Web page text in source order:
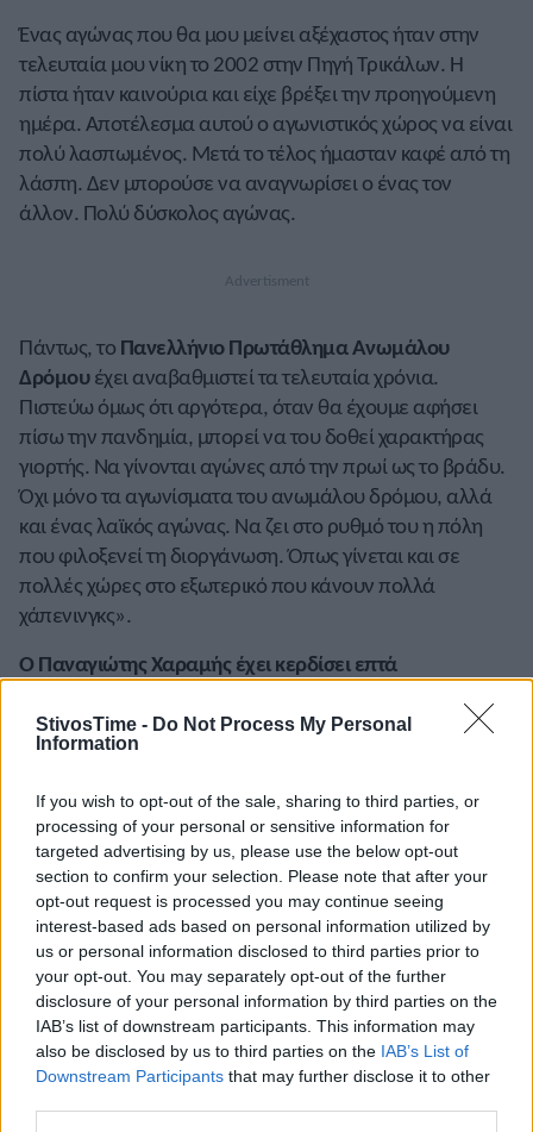
StivosTime - Do Not Process My Personal
Information
If you wish to opt-out of the sale, sharing to third parties, or
processing of your personal or sensitive information for
targeted advertising by us, please use the below opt-out
section to confirm your selection. Please note that after your
opt-out request is processed you may continue seeing
interest-based ads based on personal information utilized by
us or personal information disclosed to third parties prior to
your opt-out. You may separately opt-out of the further
disclosure of your personal information by third parties on the
IAB’s list of downstream participants. This information may
also be disclosed by us to third parties on the IAB’s List of
Downstream Participants that may further disclose it to other
Ένας αγώνας που θα μου μείνει αξέχαστος ήταν στην
τελευταία μου νίκη το 2002 στην Πηγή Τρικάλων. Η
πίστα ήταν καινούρια και είχε βρέξει την προηγούμενη
ημέρα. Αποτέλεσμα αυτού ο αγωνιστικός χώρος να είναι
πολύ λασπωμένος. Μετά το τέλος ήμασταν καφέ από τη
λάσπη. Δεν μπορούσε να αναγνωρίσει ο ένας τον
άλλον. Πολύ δύσκολος αγώνας.
Πάντως, το Πανελλήνιο Πρωτάθλημα Ανωμάλου
Δρόμουέχει αναβαθμιστεί τα τελευταία χρόνια.
Πιστεύω όμως ότι αργότερα, όταν θα έχουμε αφήσει
πίσω την πανδημία, μπορεί να του δοθεί χαρακτήρας
γιορτής. Να γίνονται αγώνες από την πρωί ως το βράδυ.
Όχι μόνο τα αγωνίσματα του ανωμάλου δρόμου, αλλά
και ένας λαϊκός αγώνας. Να ζει στο ρυθμό του η πόλη
που φιλοξενεί τη διοργάνωση. Όπως γίνεται και σε
πολλές χώρες στο εξωτερικό που κάνουν πολλά
χάπενινγκς».
Ο Παναγιώτης Χαραμής έχει κερδίσει επτά
Ανωμάλου Δρόμου στα 12χλμ. ανδρών.
35.08.20.
1997 Παναγιώτης Χαραμής (Φλόγα Παγκρατίου)
37.08.01.
1998 Παναγιώτης Χαραμής (Φλόγα Παγκρατίου)
34.29.01.
1999 Παναγιώτης Χαραμής (Φλόγα Παγκρατίου)
33.22.1.
2000 Παναγιώτης Χαραμής (Πανελλήνιος ΓΣ) 38.21.4.